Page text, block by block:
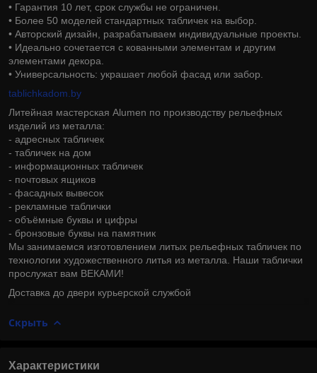
• Гарантия 10 лет, срок службы не ограничен.
• Более 50 моделей стандартных табличек на выбор.
• Авторский дизайн, разрабатываем индивидуальные проекты.
• Идеально сочетается с кованными элементам и другим
элементами декора.
• Универсальность: украшает любой фасад или забор.
tablichkadom.by
Литейная мастерская Alumen по производству рельефных
изделий из металла:
- адресных табличек
- табличек на дом
- информационных табличек
- почтовых ящиков
- фасадных вывесок
- рекламные таблички
- объёмные буквы и цифры
- бронзовые буквы на памятник
Мы занимаемся изготовлением литых рельефных табличек по
технологии художественного литья из металла. Наши таблички
прослужат вам ВЕКАМИ!
Доставка до двери курьерской службой
Скрыть
Характеристики